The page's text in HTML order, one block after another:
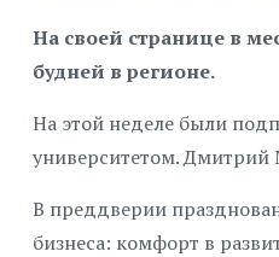
На своей странице в
будней в регионе.
На этой неделе были
университетом. Дмитрий
В преддверии
бизнеса: комфорт в